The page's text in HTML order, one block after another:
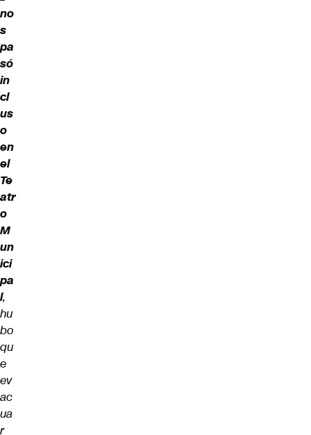
no
s
pa
só
in
cl
us
o
en
el
Te
atr
o
M
un
ici
pa
l,
hu
bo
qu
e
ev
ac
ua
r